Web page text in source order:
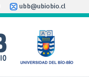
ubb@ubiobio.cl